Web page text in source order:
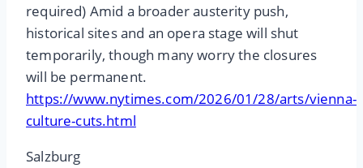
required) Amid a broader austerity push,
historical sites and an opera stage will shut
temporarily, though many worry the closures
will be permanent.
https://www.nytimes.com/2026/01/28/arts/vienna-
culture-cuts.html
Salzburg